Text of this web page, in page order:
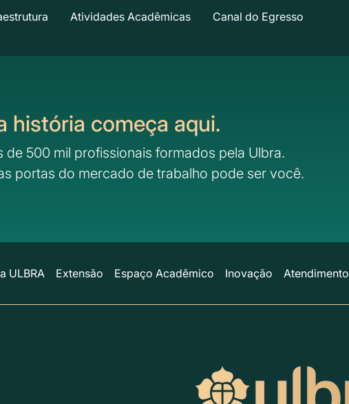
Atividades Acadêmicas Canal do Egresso
história começa aqui.
de 500 mil profissionais formados pela Ulbra.
portas do mercado de trabalho pode ser você.
ULBRA Extensão Espaço Acadêmico Inovação Atendimento